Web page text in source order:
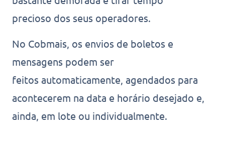
precioso dos seus operadores.
No Cobmais, os envios de boletos e
mensagens podem ser
feitos automaticamente, agendados para
acontecerem na data e horário desejado e,
ainda, em lote ou individualmente.